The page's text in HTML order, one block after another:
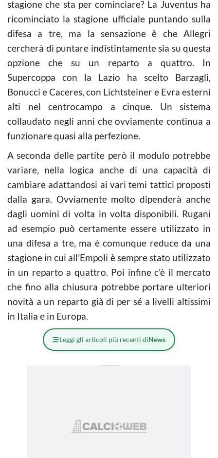
stagione che sta per cominciare? La Juventus ha
ricominciato la stagione ufficiale puntando sulla
difesa a tre, ma la sensazione è che Allegri
cercherà di puntare indistintamente sia su questa
opzione che su un reparto a quattro. In
Supercoppa con la Lazio ha scelto Barzagli,
Bonucci e Caceres, con Lichtsteiner e Evra esterni
alti nel centrocampo a cinque. Un sistema
collaudato negli anni che ovviamente continua a
funzionare quasi alla perfezione.
A seconda delle partite però il modulo potrebbe
variare, nella logica anche di una capacità di
cambiare adattandosi ai vari temi tattici proposti
dalla gara. Ovviamente molto dipenderà anche
dagli uomini di volta in volta disponibili. Rugani
ad esempio può certamente essere utilizzato in
una difesa a tre, ma è comunque reduce da una
stagione in cui all’Empoli è sempre stato utilizzato
in un reparto a quattro. Poi infine c’è il mercato
che fino alla chiusura potrebbe portare ulteriori
novità a un reparto già di per sé a livelli altissimi
in Italia e in Europa.
Leggi gli articoli più recenti diNews